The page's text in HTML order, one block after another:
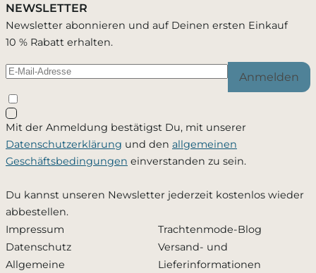
Passend zu diesem Artikel
Du wirst per E-Mail benachrichtigt, sobald der
Artikel wieder verfügbar ist.
Ja, ich möchte - jederzeit widerruflich - per Mail
informiert werden, sobald dieses Produkt wieder
verfügbar ist. Meine Mailadresse wird ausschließlich
weitergegeben. DieDatenschutzerklärunghabe ich
zur Kenntnis genommen.
NEWSLETTER
Newsletter abonnieren und auf Deinen ersten Einkauf
10 % Rabatt erhalten.
Anmelden
Mit der Anmeldung bestätigst Du, mit unserer
Datenschutzerklärung und den allgemeinen
Geschäftsbedingungen einverstanden zu sein.
Du kannst unseren Newsletter jederzeit kostenlos wieder
abbestellen.
Impressum
Datenschutz
Allgemeine
Trachtenmode-Blog
Versand- und
Lieferinformationen